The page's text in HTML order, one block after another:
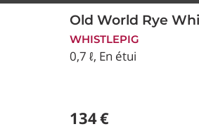
Old World Rye
WHISTLEPIG
0,7 ℓ, En étui
134€